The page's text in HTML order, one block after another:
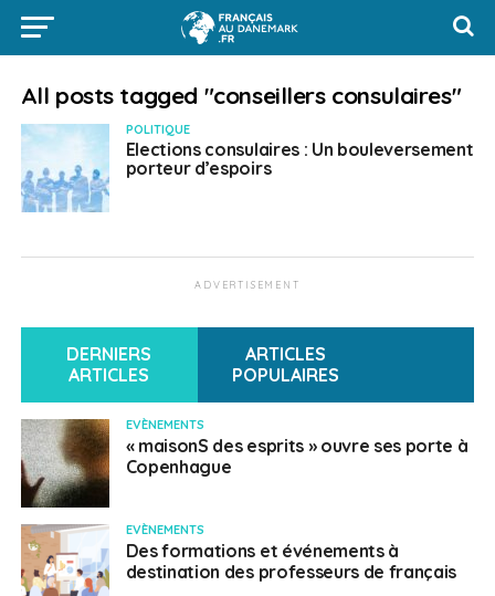
All posts tagged "conseillers consulaires"
POLITIQUE
Elections consulaires : Un bouleversement
porteur d’espoirs
ADVERTISEMENT
DERNIERS
ARTICLES
ARTICLES
POPULAIRES
EVÈNEMENTS
« maisonS des esprits » ouvre ses porte à
Copenhague
EVÈNEMENTS
Des formations et événements à
destination des professeurs de français